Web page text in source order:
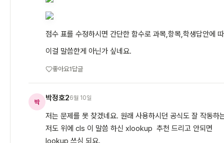
점수 표를 수정하시면 간단한 함수로 과목,항목,학생답안에
이걸 말씀한게 아닌가 싶네요.
좋아요1답글
박 박정호26월 10일
저는 문제를 못 찾겠네요. 원래 사용하시던 공식도 잘 작동하
저도 위에 cls 이 말씀 하신 xlookup 추천 드리고 안되면
lookup 쓰심 되요.